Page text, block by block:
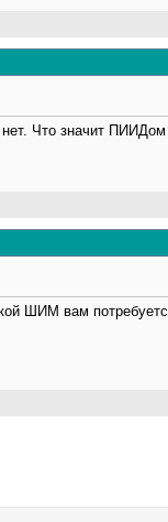
Что значит
ШИМ вам